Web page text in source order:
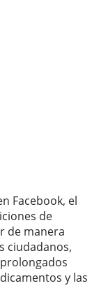
Facebook, el
de
de manera
ciudadanos,
y las